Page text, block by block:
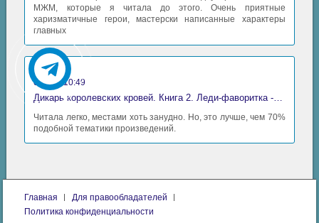
МЖМ, которые я читала до этого. Очень приятные
харизматичные герои, мастерски написанные характеры
главных
Аида
06 май 10:49
Читала легко, местами хоть занудно. Но, это лучше, чем 70%
подобной тематики произведений.
Главная
Для правообладателей
Политика конфиденциальности